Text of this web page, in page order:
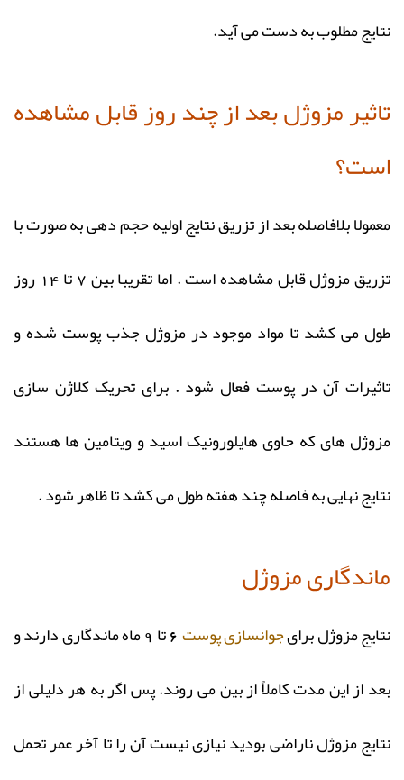
نتایج مطلوب به دست می‌ آید.
تاثیر مزوژل بعد از چند روز قابل مشاهده
است؟
معمولا بلافاصله بعد از تزریق نتایج اولیه حجم دهی به صورت با
تزریق مزوژل قابل مشاهده است . اما تقریبا بین 7 تا 14 روز
طول می کشد تا مواد موجود در مزوژل جذب پوست شده و
تاثیرات آن در پوست فعال شود . برای تحریک کلاژن سازی
مزوژل های که حاوی هایلورونیک اسید و ویتامین ها هستند
نتایج نهایی به فاصله چند هفته طول می کشد تا ظاهر شود .
ماندگاری مزوژل
نتایج مزوژل برایجوانسازی پوست
6 تا 9 ماه ماندگاری دارند و
بعد از این مدت کاملاً از بین می‌ روند. پس اگر به هر دلیلی از
نتایج مزوژل ناراضی بودید نیازی نیست آن را تا آخر عمر تحمل